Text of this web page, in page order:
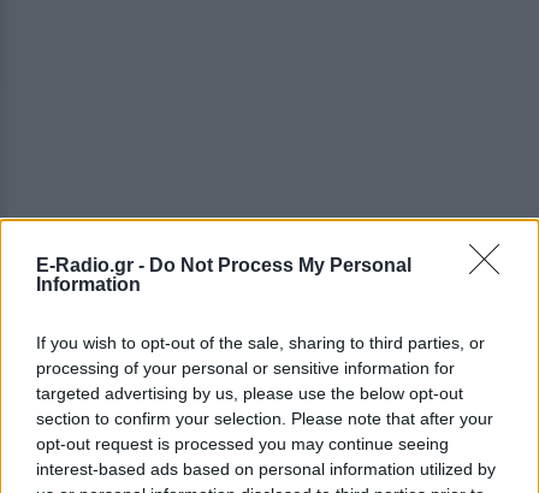
E-Radio.gr - Do Not Process My Personal
Information
If you wish to opt-out of the sale, sharing to third parties, or
processing of your personal or sensitive information for
targeted advertising by us, please use the below opt-out
section to confirm your selection. Please note that after your
opt-out request is processed you may continue seeing
interest-based ads based on personal information utilized by
ΔΕΙΤΕ ΕΠΙΣΗΣ
ΣΤΗΝ ΙΔΙΑ ΚΑΤΗΓΟΡΙΑ
Ουκρανία: Βίντεο σοκ με
19χρονο να οδηγείται με τη βία
για επιστράτευση ‑ Τι είναι το
«busification»